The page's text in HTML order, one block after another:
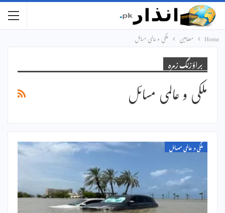
Home مضامین ملکی و عالمی مسائل
براؤزنگ زمرہ
ملکی و عالمی مسائل
ملکی و عالمی مسائل